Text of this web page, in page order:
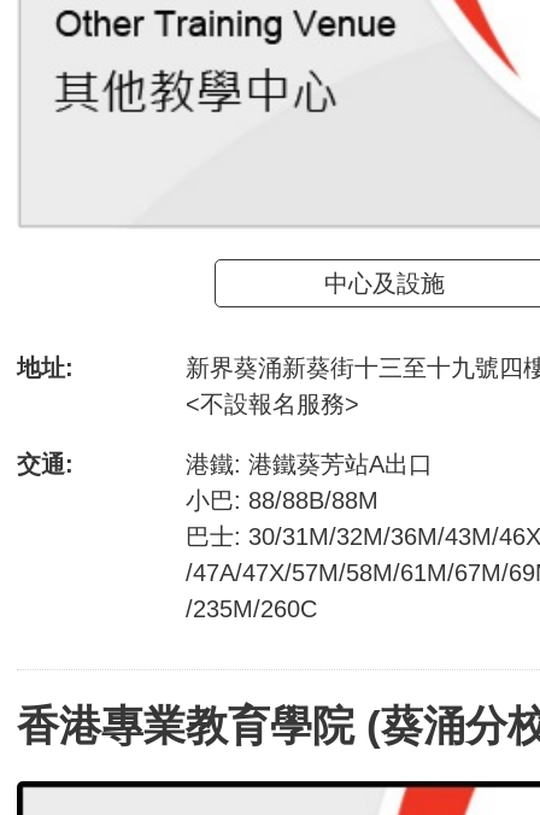
中心及設施
地址:
新界葵涌新葵街十三至十九號四
<不設報名服務>
交通:
港鐵: 港鐵葵芳站A出口
小巴: 88/88B/88M
巴士: 30/31M/32M/36M/43M/46X
/47A/47X/57M/58M/61M/67M/
/235M/260C
香港專業教育學院 (葵涌分